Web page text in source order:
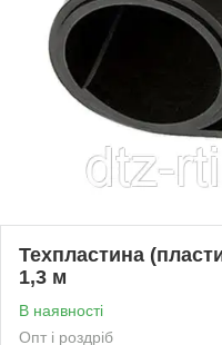
Техпластина
1,3 м
В наявності
Опт і роздріб